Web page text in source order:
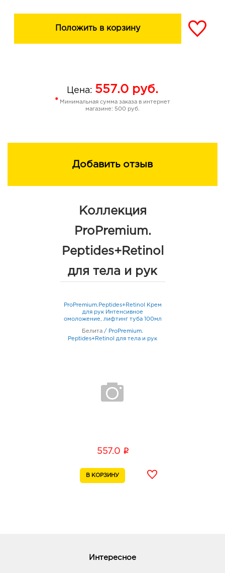
Положить в корзину
Цена: 557.0 руб.
* Минимальная сумма заказа в интернет
магазине: 500 руб.
Добавить отзыв
Коллекция
ProPremium.
Peptides+Retinol
для тела и рук
ProPremium.Peptides+Retinol Крем
для рук Интенсивное
омоложение, лифтинг туба 100мл
Белита / ProPremium.
Peptides+Retinol для тела и рук
557.0 i
Интересное